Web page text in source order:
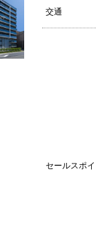
交通
セールスポ